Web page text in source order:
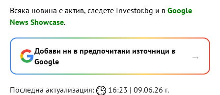
Всяка новина е актив, следете Investor.bg и в Google
News Showcase.
Добави ни в предпочитани източници в
Google
→
Последна актуализация: 16:23 | 09.06.26 г.